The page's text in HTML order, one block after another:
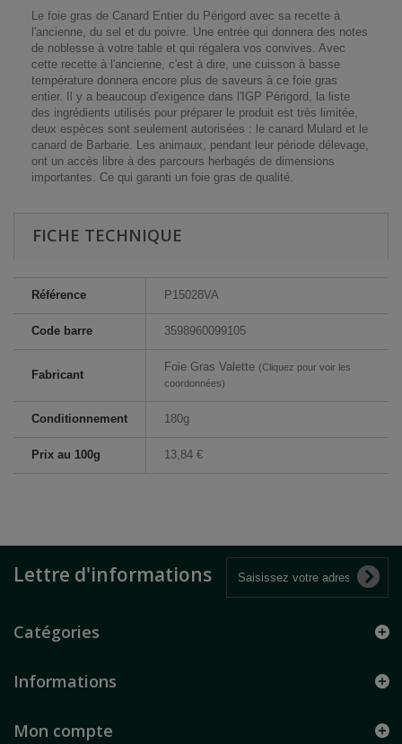
Le foie gras de Canard Entier du Périgord avec sa recette à
l'ancienne, du sel et du poivre. Une entrée qui donnera des notes
de noblesse à votre table et qui régalera vos convives. Avec
cette recette à l'ancienne, c'est à dire, une cuisson à basse
température donnera encore plus de saveurs à ce foie gras
entier. Il y a beaucoup d'exigence dans l'IGP Périgord, la liste
des ingrédients utilisés pour préparer le produit est très limitée,
deux espèces sont seulement autorisées : le canard Mulard et le
canard de Barbarie. Les animaux, pendant leur période délevage,
ont un accès libre à des parcours herbagés de dimensions
importantes. Ce qui garanti un foie gras de qualité.
FICHE TECHNIQUE
Référence P15028VA
Code barre 3598960099105
Fabricant
Foie Gras Valette (Cliquez pour voir les
coordonnées)
Conditionnement 180g
Prix au 100g 13,84 €
Lettre d'informations
Catégories
Informations
Mon compte